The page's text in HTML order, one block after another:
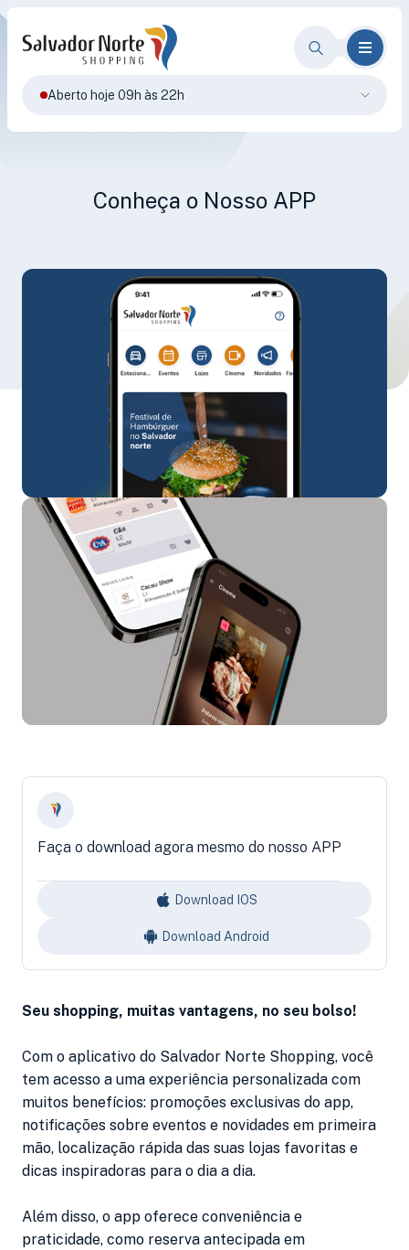
Aberto hoje 09h às 22h
Conheça o Nosso APP
Faça o download agora mesmo do nosso APP
Download IOS
Download Android
Seu shopping, muitas vantagens, no seu bolso!
Com o aplicativo do Salvador Norte Shopping, você
tem acesso a uma experiência personalizada com
muitos benefícios: promoções exclusivas do app,
notificações sobre eventos e novidades em primeira
mão, localização rápida das suas lojas favoritas e
dicas inspiradoras para o dia a dia.
Além disso, o app oferece conveniência e
praticidade, como reserva antecipada em